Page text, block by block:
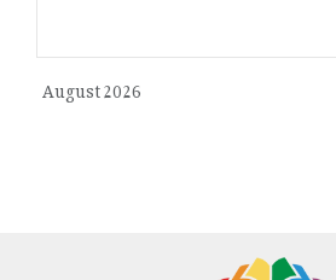
August 2026